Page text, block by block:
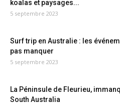
koalas et paysages...
5 septembre 2023
Surf trip en Australie : les
pas manquer
5 septembre 2023
La Péninsule de Fleurieu,
South Australia